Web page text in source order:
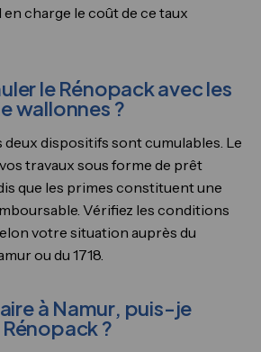
charge le coût de ce taux
le Rénopack avec les
wallonnes ?
dispositifs sont cumulables. Le
travaux sous forme de prêt
que les primes constituent une
Vérifiez les conditions
votre situation auprès du
ou du 1718.
à Namur, puis-je
?